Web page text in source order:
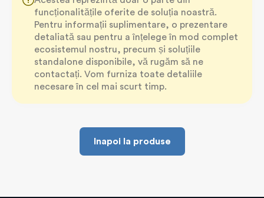
funcționalitățile oferite de soluția noastră.
Pentru informații suplimentare, o prezentare
detaliată sau pentru a înțelege în mod complet
ecosistemul nostru, precum și soluțiile
standalone disponibile, vă rugăm să ne
contactați. Vom furniza toate detaliile
necesare în cel mai scurt timp.
Inapoi la produse